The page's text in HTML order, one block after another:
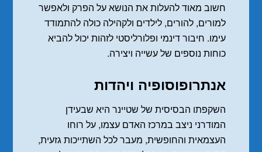
חשוב מאוד להעלות את הנושא על הפרק ולאפשר
למורים, להורים, לילדים ולקהילה כולה להתמודד
עימו. חיבור דינמי ופלורליסטי לזהות יכול להביא
כוחות נוספים של עשייה ויצירה.
אנתרופוסופיה ויהדות
השקפתו הבסיסית של שטיינר היא שבעידן
המודרני ניצב במרכז האדם עצמו, על רוחו
העצמאית והחופשית, מעבר לכל השתייכות גזעית,